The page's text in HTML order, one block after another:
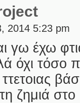
2014 5:23 pm
γω έχω
όχι τόσο
ζημιά στο